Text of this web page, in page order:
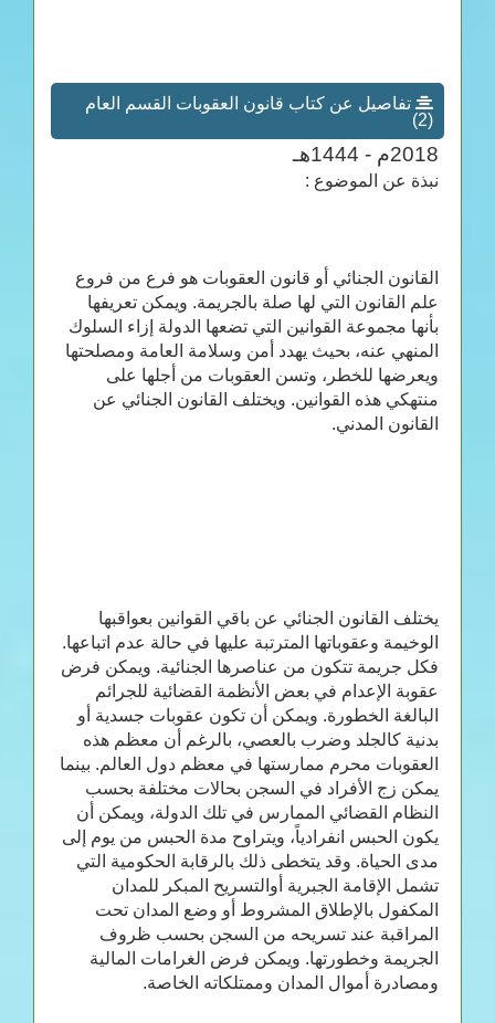
تفاصيل عن كتاب قانون العقوبات القسم العام
(2)
2018م - 1444هـ
نبذة عن الموضوع :
القانون الجنائي أو قانون العقوبات هو فرع من فروع
علم القانون التي لها صلة بالجريمة. ويمكن تعريفها
بأنها مجموعة القوانين التي تضعها الدولة إزاء السلوك
المنهي عنه، بحيث يهدد أمن وسلامة العامة ومصلحتها
ويعرضها للخطر، وتسن العقوبات من أجلها على
منتهكي هذه القوانين. ويختلف القانون الجنائي عن
القانون المدني.
يختلف القانون الجنائي عن باقي القوانين بعواقبها
الوخيمة وعقوباتها المترتبة عليها في حالة عدم اتباعها.
فكل جريمة تتكون من عناصرها الجنائية. ويمكن فرض
عقوبة الإعدام في بعض الأنظمة القضائية للجرائم
البالغة الخطورة. ويمكن أن تكون عقوبات جسدية أو
بدنية كالجلد وضرب بالعصي، بالرغم أن معظم هذه
العقوبات محرم ممارستها في معظم دول العالم. بينما
يمكن زج الأفراد في السجن بحالات مختلفة بحسب
النظام القضائي الممارس في تلك الدولة، ويمكن أن
يكون الحبس انفرادياً، ويتراوح مدة الحبس من يوم إلى
مدى الحياة. وقد يتخطى ذلك بالرقابة الحكومية التي
تشمل الإقامة الجبرية أوالتسريح المبكر للمدان
المكفول بالإطلاق المشروط أو وضع المدان تحت
المراقبة عند تسريحه من السجن بحسب ظروف
الجريمة وخطورتها. ويمكن فرض الغرامات المالية
ومصادرة أموال المدان وممتلكاته الخاصة.